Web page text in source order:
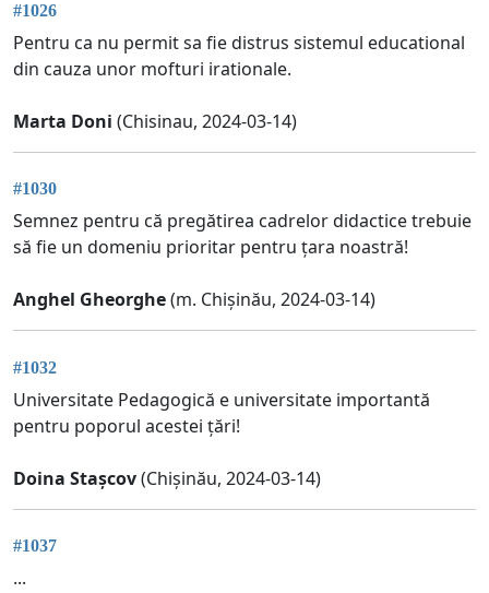
#1026
Pentru ca nu permit sa fie distrus sistemul educational
din cauza unor mofturi irationale.
Marta Doni (Chisinau, 2024-03-14)
#1030
Semnez pentru că pregătirea cadrelor didactice trebuie
să fie un domeniu prioritar pentru țara noastră!
Anghel Gheorghe(m. Chișinău, 2024-03-14)
#1032
Universitate Pedagogică e universitate importantă
pentru poporul acestei țări!
Doina Stașcov(Chișinău, 2024-03-14)
#1037
...